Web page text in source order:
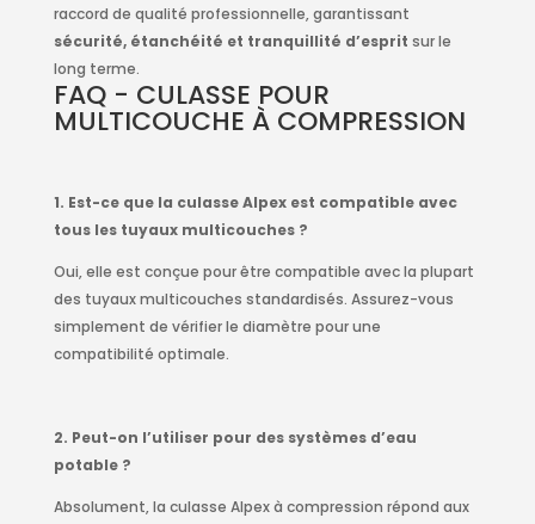
raccord de qualité professionnelle, garantissant
sécurité, étanchéité et tranquillité d’esprit sur le
long terme.
FAQ - CULASSE POUR
MULTICOUCHE À COMPRESSION
1. Est-ce que la culasse Alpex est compatible avec
tous les tuyaux multicouches ?
Oui, elle est conçue pour être compatible avec la plupart
des tuyaux multicouches standardisés. Assurez-vous
simplement de vérifier le diamètre pour une
compatibilité optimale.
2. Peut-on l’utiliser pour des systèmes d’eau
potable ?
Absolument, la culasse Alpex à compression répond aux